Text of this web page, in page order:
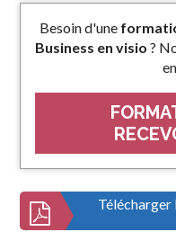
Besoin d'une
Business en visio ?